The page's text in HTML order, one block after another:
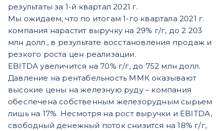
результаты за 1-й квартал 2021 г.
Мы ожидаем, что по итогам 1-го квартала 2021 г.
компания нарастит выручку на 29% г/г, до 2 203
млн долл., в результате восстановления продаж и
резкого роста цен реализации.
EBITDA увеличится на 70% г/г, до 752 млн долл.
Давление на рентабельность ММК оказывают
высокие цены на железную руду – компания
обеспечена собственным железорудным сырьем
лишь на 17%. Несмотря на рост выручки и EBITDA,
свободный денежный поток снизится на 18% г/г,